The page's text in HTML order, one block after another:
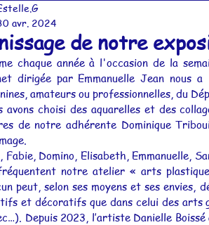
2023
2019 Actualités 2018
2015 Actualités 2014
2011 Actualités 2010
de notre
avr. 2024
chaque année à l'occasion de la
dirigée par Emmanuelle Jean nous
amateurs ou professionnelles, du
avons choisi des aquarelles et des
de notre adhérente Dominique
Fabie, Domino, Elisabeth, Emmanuelle,
notre atelier « arts
peut, selon ses moyens et ses
et décoratifs que dans celui des arts
Depuis 2023, l’artiste Danielle